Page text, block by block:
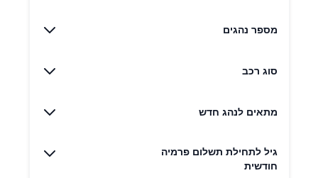
מספר נהגים
סוג רכב
מתאים לנהג חדש
גיל לתחילת תשלום פרמיה
חודשית